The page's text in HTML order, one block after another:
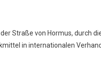
Straße von Hormus, durch
in internationalen